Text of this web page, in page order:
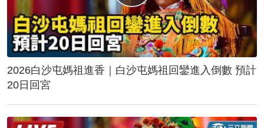
2026白沙屯媽祖進香｜白沙屯媽祖回鑾進入倒數 預計
20日回宮